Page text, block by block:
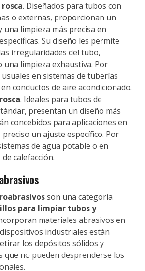
rosca. Diseñados para tubos con
o externas, proporcionan un
una limpieza más precisa en
Su diseño les permite
irregularidades del tubo,
una limpieza exhaustiva. Por
en sistemas de tuberías
conductos de aire acondicionado.
. Ideales para tubos de
presentan un diseño más
concebidos para aplicaciones en
preciso un ajuste específico. Por
de agua potable o en
calefacción.
son una categoría
para limpiar tubos y
materiales abrasivos en
industriales están
los depósitos sólidos y
que no pueden desprenderse los